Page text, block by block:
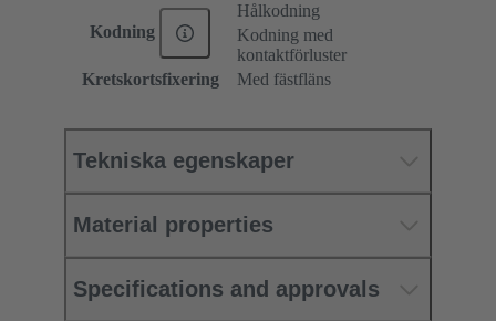
Kodning
Hålkodning
Kodning med
kontaktförluster
Kretskortsfixering
Med fästfläns
Tekniska egenskaper
Material properties
Specifications and approvals